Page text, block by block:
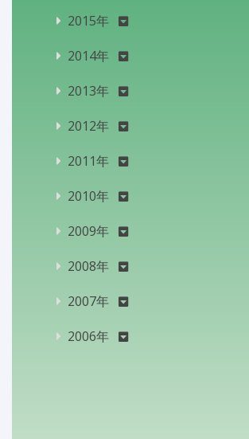
2015年
2014年
2013年
2012年
2011年
2010年
2009年
2008年
2007年
2006年